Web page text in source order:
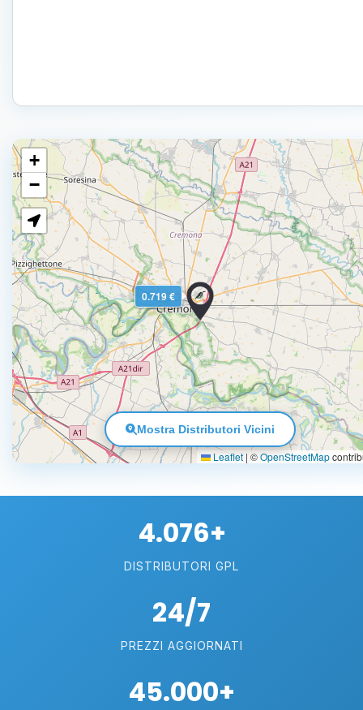
0.719 €
+
−
Leaflet | ©OpenStreetMap
Mostra Distributori Vicini
4.076+
DISTRIBUTORI GPL
24/7
PREZZI AGGIORNATI
45.000+